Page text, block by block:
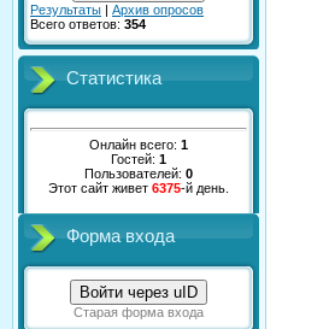
Результаты | Архив опросов
Всего ответов: 354
Статистика
Онлайн всего: 1
Гостей: 1
Пользователей: 0
Этот сайт живет 6375-й день.
Форма входа
Войти через uID
Старая форма входа